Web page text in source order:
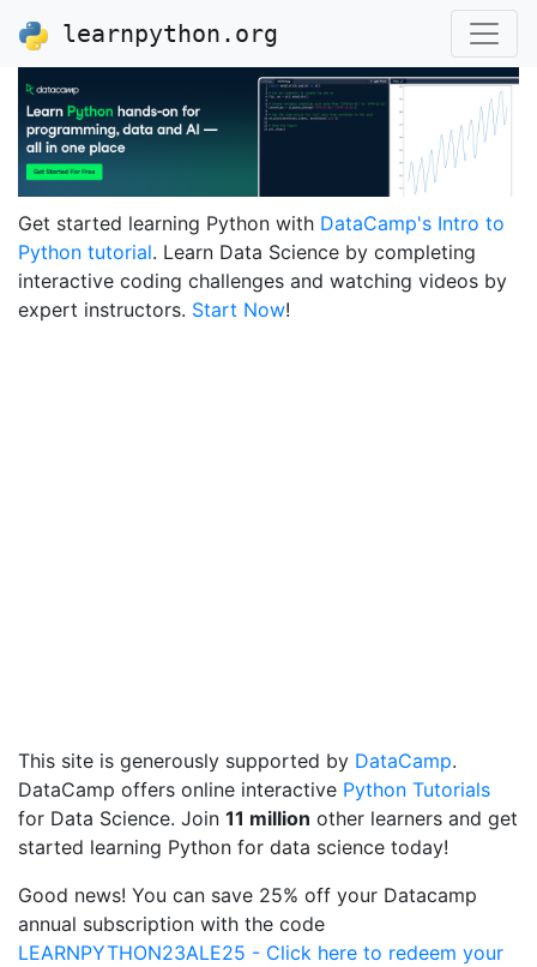
learnpython.org
Get started learning Python with DataCamp's Intro to
Python tutorial. Learn Data Science by completing
interactive coding challenges and watching videos by
expert instructors. Start Now!
This site is generously supported by DataCamp.
DataCamp offers online interactive Python Tutorials
for Data Science. Join 11 million other learners and get
started learning Python for data science today!
Good news! You can save 25% off your Datacamp
annual subscription with the code
LEARNPYTHON23ALE25 - Click here to redeem your